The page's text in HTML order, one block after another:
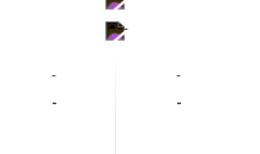
-
-
-
-
-